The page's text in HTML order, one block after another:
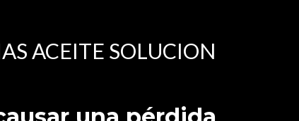
ACEITE SOLUCION